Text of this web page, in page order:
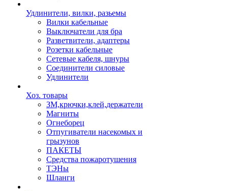
Удлинители, вилки, разьемы
Вилки кабельные
Выключатели для бра
Разветвители, адаптеры
Розетки кабельные
Сетевые кабеля, шнуры
Соединители силовые
Удлинители
Хоз. товары
ЗМ,крючки,клей,держатели
Магниты
Огнеборец
Отпугиватели насекомых и
грызунов
ПАКЕТЫ
Средства пожаротушения
ТЭНы
Шланги